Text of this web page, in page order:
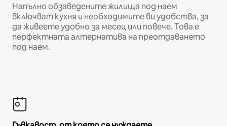
Напълно обзаведените жилища под наем
включват кухня и необходимите ви удобства, за
да живеете удобно за месец или повече. Това е
перфектната алтернатива на преотдаването
под наем.